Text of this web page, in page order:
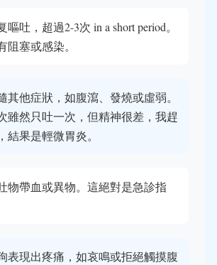
吐，超過2-3次 in a short period。
阻塞或感染。
其他症狀，如腹瀉、發燒或虛弱。
雖然只吐一次，但精神很差，我趕
結果是輕微胃炎。
物帶血或異物。這絕對是急診指
表現出疼痛，如哀鳴或拒絕觸摸腹